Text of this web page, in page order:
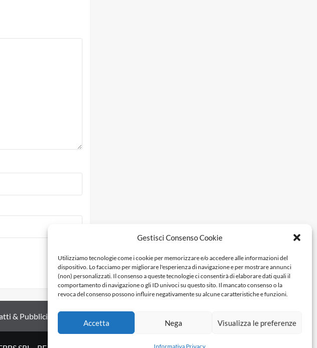
Gestisci Consenso Cookie
Utilizziamo tecnologie come i cookie per memorizzare e/o accedere alle informazioni del
dispositivo. Lo facciamo per migliorare l'esperienza di navigazione e per mostrare annunci
(non) personalizzati. Il consenso a queste tecnologie ci consentirà di elaborare dati quali il
comportamento di navigazione o gli ID univoci su questo sito. Il mancato consenso o la
revoca del consenso possono influire negativamente su alcune caratteristiche e funzioni.
Accetta Nega Visualizza le preferenze
Informativa Privacy
& Pubblicità